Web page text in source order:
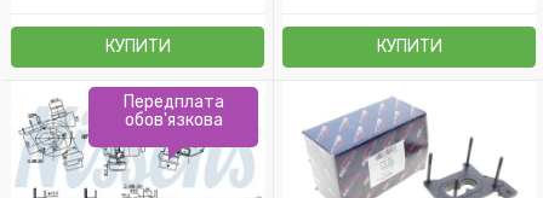
КУПИТИ КУПИТИ
Передплата
обов'язкова